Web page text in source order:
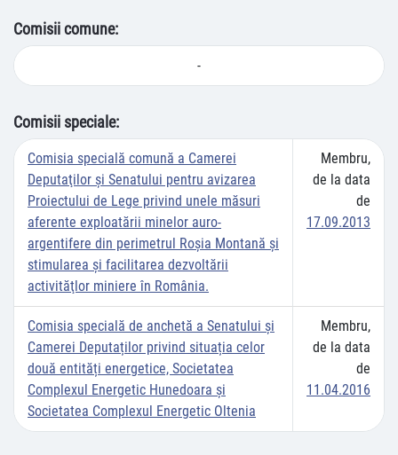
Comisii comune:
-
Comisii speciale:
Comisia specială comună a Camerei
Deputaţilor şi Senatului pentru avizarea
Proiectului de Lege privind unele măsuri
aferente exploatării minelor auro-
argentifere din perimetrul Roşia Montană şi
stimularea şi facilitarea dezvoltării
activităţlor miniere în România.
Membru,
de la data
de
17.09.2013
Comisia specială de anchetă a Senatului și
Camerei Deputaților privind situația celor
două entități energetice, Societatea
Complexul Energetic Hunedoara și
Societatea Complexul Energetic Oltenia
Membru,
de la data
de
11.04.2016